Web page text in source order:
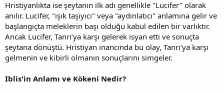
Hristiyanlıkta ise şeytanın ilk adı genellikle "Lucifer" olarak
anılır. Lucifer, "ışık taşıyıcı" veya "aydınlatıcı" anlamına gelir ve
başlangıçta meleklerin başı olduğu kabul edilen bir varlıktır.
Ancak Lucifer, Tanrı’ya karşı gelerek isyan etti ve sonuçta
şeytana dönüştü. Hristiyan inancında bu olay, Tanrı’ya karşı
gelmenin ve kibirli olmanın sonuçlarını simgeler.
Iblis'in Anlamı ve Kökeni Nedir?